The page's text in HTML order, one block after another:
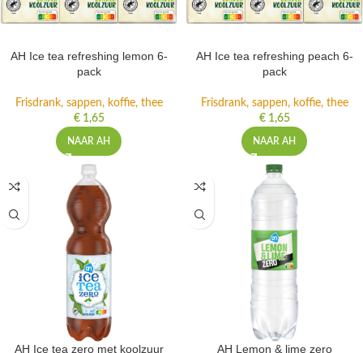
AH Ice tea refreshing lemon 6-
pack
Frisdrank, sappen, koffie, thee
€1,65
NAAR AH
AH Ice tea refreshing peach 6-
pack
Frisdrank, sappen, koffie, thee
€1,65
NAAR AH
AH Ice tea zero met koolzuur AH Lemon & lime zero